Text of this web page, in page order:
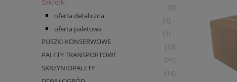
Zakrętki
(6)
oferta detaliczna
(1)
oferta paletowa
(1)
PUSZKI KONSERWOWE
(16)
PALETY TRANSPORTOWE
(24)
SKRZYNIOPALETY
(14)